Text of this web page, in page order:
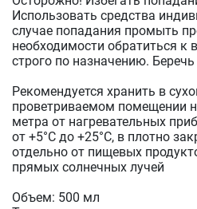
Использовать средства
случае попадания промыть
необходимости обратиться к
строго по назначению. Беречь
Рекомендуется хранить в
проветриваемом помещении
метра от нагревательных
от +5°С до +25°С, в плотно
отдельно от пищевых
прямых солнечных лучей
Объем: 500 мл